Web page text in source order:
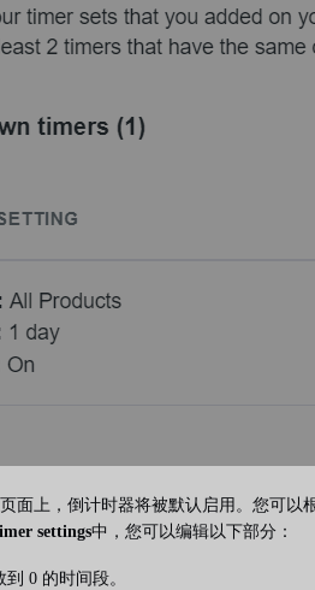
页面上，倒计时器将被默认启用。您可以
settings中，您可以编辑以下部分：
到 0 的时间段。